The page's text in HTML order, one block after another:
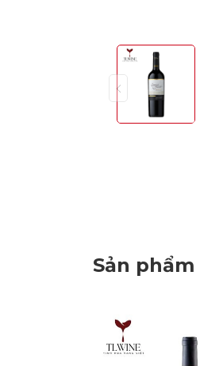
Sản